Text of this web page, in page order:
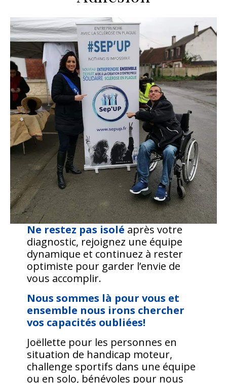
Ne restez pas isolé après votre
diagnostic, rejoignez une équipe
dynamique et continuez à rester
optimiste pour garder l’envie de
vous accomplir.
Nous sommes là pour vous et
ensemble nous irons chercher
vos capacités oubliées!
Joëllette pour les personnes en
situation de handicap moteur,
challenge sportifs dans une équipe
ou en solo, bénévoles pour nous